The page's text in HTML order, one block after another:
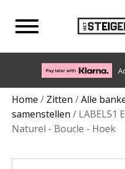
Eigen bezorgdienst in
Home / Zitten /Alle
samenstellen / LABEL51
Naturel - Boucle - Hoek